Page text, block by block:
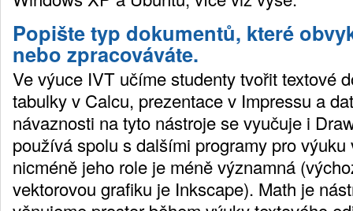
Popište typ dokumentů, které
nebo zpracováváte.
Ve výuce IVT učíme studenty tvořit textové
tabulky v Calcu, prezentace v Impressu a
návaznosti na tyto nástroje se vyučuje i
používá spolu s dalšími programy pro výuku
nicméně jeho role je méně významná
vektorovou grafiku je Inkscape). Math je